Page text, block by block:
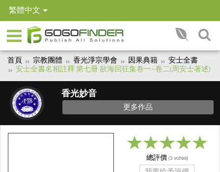
繁體中文
首頁 宗教團體 香光淨宗學會 因果典籍
安士全書
安士全書名相註釋 第七冊 欲海回狂集卷一~卷二(周安士著述)
香光妙音
更多作品
總評價 (3 votes)